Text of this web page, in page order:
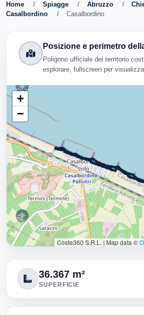
Home / Spiagge / Abruzzo /
Casalbordino
/ Casalbordino
Posizione e perimetro
Poligono ufficiale del territorio
esplorare, fullscreen per
+
−
Coste360 S.R.L. | Map data ©
36.367 m²
SUPERFICIE